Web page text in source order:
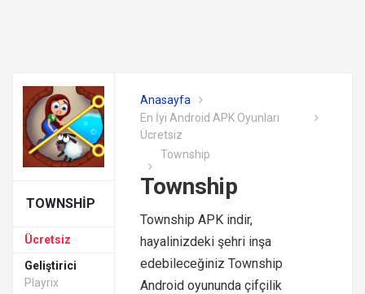
TOWNSHIP
Ücretsiz
Geliştirici
Playrix
Anasayfa
En İyi Android APK Oyunları
Ücretsiz
Township
Township
Township APK indir,
hayalinizdeki şehri inşa
edebileceğiniz Township
Android oyununda çifçilik